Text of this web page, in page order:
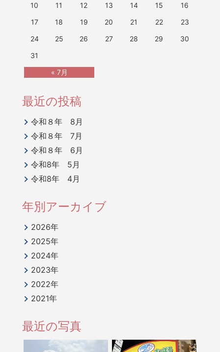
« 7月
10
11 12 13 14 15
16
17
18 19 20 21 22
23
24
25 26 27 28 29
30
31
最近の投稿
令和８年 8月
令和８年 7月
令和８年 6月
令和8年 5月
令和8年 4月
年別アーカイブ
2026年
2025年
2024年
2023年
2022年
2021年
最近の写真